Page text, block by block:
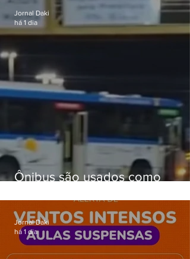
Ônibus são usados como
Gardênia Azul
Jornal Daki
há 1 dia
Jornal Daki
há 1 dia